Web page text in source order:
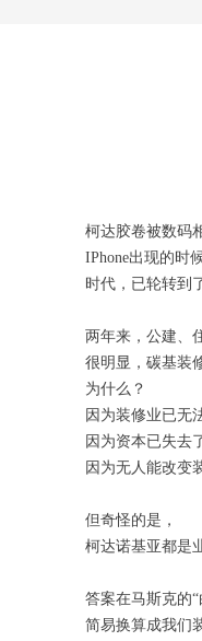
柯达胶卷被数码
IPhone出现的时
时代，已轮转到
两年来， 公建、
很明显，碳基装
为什么？
因为装修业已无
因为资本已失去
因为无人能改变
但奇怪的是，
柯达诺基亚都是
答案在马斯克的
简易换算成我们